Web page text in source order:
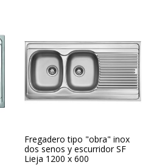
Fregadero tipo "obra" inox
dos senos y escurridor SF
Lieja 1200 x 600